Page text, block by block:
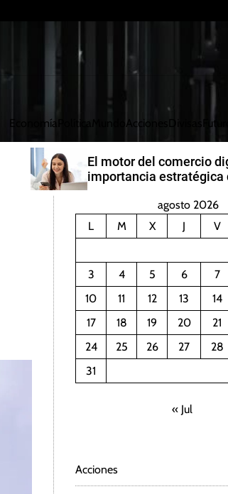
Economía Política Acciones Divisas
El motor del comercio
importancia estratégica
agosto 2026
L
M X J V
3
4 5 6 7
10
11 12 13 14
17
18 19 20 21
24
25 26 27 28
31
« Jul
Acciones